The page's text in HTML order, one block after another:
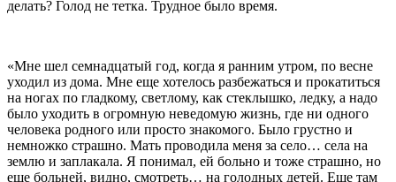
делать? Голод не тетка. Трудное было время.
«Мне шел семнадцатый год, когда я ранним утром, по весне
уходил из дома. Мне еще хотелось разбежаться и прокатиться
на ногах по гладкому, светлому, как стеклышко, ледку, а надо
было уходить в огромную неведомую жизнь, где ни одного
человека родного или просто знакомого. Было грустно и
немножко страшно. Мать проводила меня за село… села на
землю и заплакала. Я понимал, ей больно и тоже страшно, но
еще больней, видно, смотреть… на голодных детей. Еще там